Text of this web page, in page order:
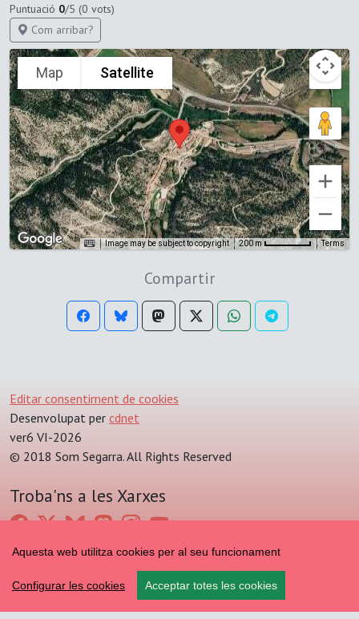
Aquesta web utilitza cookies per al seu funcionament
Configurar les cookies Acceptar totes les cookies
Puntuació 0/5 (0 vots)
Com arribar?
Map Satellite
Image may be subject to copyright 200 m Terms
Compartir
Editar consentiment de cookies
Desenvolupat per cdnet
ver6 VI-2026
© 2018 Som Segarra. All Rights Reserved
Troba'ns a les Xarxes